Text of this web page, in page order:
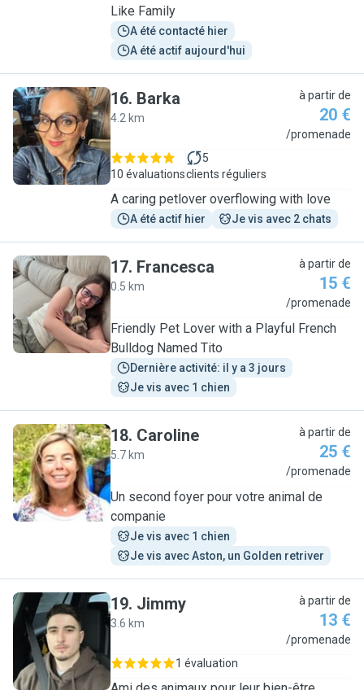
Like Family
A été contacté hier
A été actif aujourd'hui
B
16. Barka
4.2 km
à partir de
20 €
/promenade
10 évaluations
5
clients réguliers
A caring petlover overflowing with love
A été actif hier Je vis avec 2 chats
F
17. Francesca
0.5 km
à partir de
15 €
/promenade
Friendly Pet Lover with a Playful French
Bulldog Named Tito
Dernière activité: il y a 3 jours
Je vis avec 1 chien
C
18. Caroline
5.7 km
à partir de
25 €
/promenade
Un second foyer pour votre animal de
companie
Je vis avec 1 chien
Je vis avec Aston, un Golden retriver
J
19. Jimmy
3.6 km
à partir de
13 €
/promenade
1 évaluation